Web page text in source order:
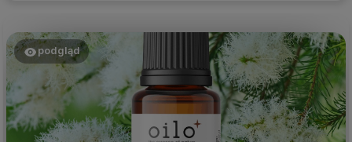
podgląd